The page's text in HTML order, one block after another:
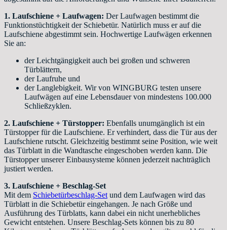
1. Laufschiene + Laufwagen: Der Laufwagen bestimmt die
Funktionstüchtigkeit der Schiebetür. Natürlich muss er auf die
Laufschiene abgestimmt sein. Hochwertige Laufwägen erkennen
Sie an:
der Leichtgängigkeit auch bei großen und schweren
Türblättern,
der Laufruhe und
der Langlebigkeit. Wir von WINGBURG testen unsere
Laufwägen auf eine Lebensdauer von mindestens 100.000
Schließzyklen.
2. Laufschiene + Türstopper: Ebenfalls unumgänglich ist ein
Türstopper für die Laufschiene. Er verhindert, dass die Tür aus der
Laufschiene rutscht. Gleichzeitig bestimmt seine Position, wie weit
das Türblatt in die Wandtasche eingeschoben werden kann. Die
Türstopper unserer Einbausysteme können jederzeit nachträglich
justiert werden.
3. Laufschiene + Beschlag-Set
Mit dem Schiebetürbeschlag-Set und dem Laufwagen wird das
Türblatt in die Schiebetür eingehangen. Je nach Größe und
Ausführung des Türblatts, kann dabei ein nicht unerhebliches
Gewicht entstehen. Unsere Beschlag-Sets können bis zu 80